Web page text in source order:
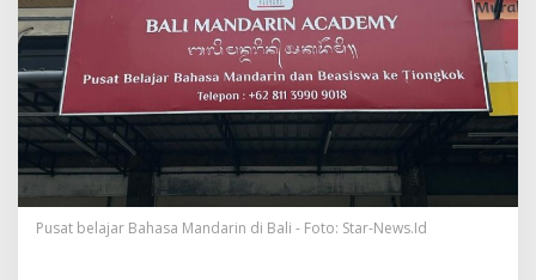
g
a
n
P
r
o
u
k
t
i
Pusat belajar Bahasa Mandarin di Bali - Foto: Star-News.Id